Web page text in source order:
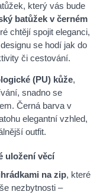
který vás bude
batůžek v černém
chtějí spojit eleganci,
se hodí jak do
či cestování.
(PU) kůže,
snadno se
Černá barva v
elegantní vzhled,
outfit.
uložení věcí
na zip, které
nezbytnosti –